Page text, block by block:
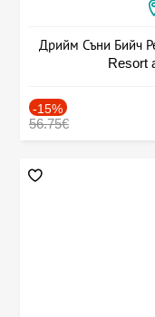
Дрийм Съни Бийч
Resort
-15%
56.75€